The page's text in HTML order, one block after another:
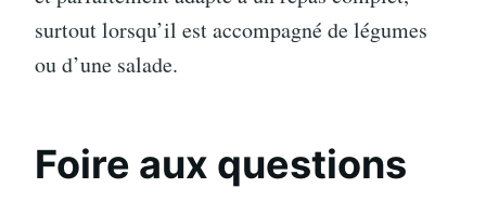
surtout lorsqu’il est accompagné de légumes
ou d’une salade.
Foire aux questions